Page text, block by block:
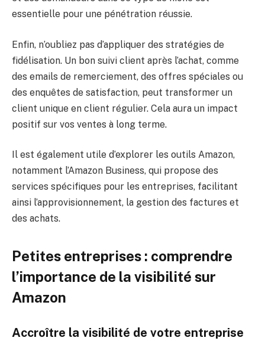
essentielle pour une pénétration réussie.
Enfin, n’oubliez pas d’appliquer des stratégies de
fidélisation. Un bon suivi client après l’achat, comme
des emails de remerciement, des offres spéciales ou
des enquêtes de satisfaction, peut transformer un
client unique en client régulier. Cela aura un impact
positif sur vos ventes à long terme.
Il est également utile d’explorer les outils Amazon,
notamment l’Amazon Business, qui propose des
services spécifiques pour les entreprises, facilitant
ainsi l’approvisionnement, la gestion des factures et
des achats.
Petites entreprises : comprendre
l’importance de la visibilité sur
Amazon
Accroître la visibilité de votre entreprise